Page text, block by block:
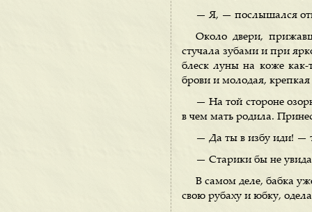
— Я, — послышался
Около двери,
стучала зубами и при
блеск луны на коже как-
брови и молодая, крепкая
— На той стороне
в чем мать родила.
— Да ты в избу иди! —
— Старики бы не
В самом деле, бабка
свою рубаху и юбку,